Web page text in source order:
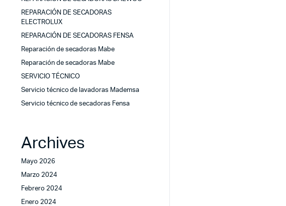
REPARACIÓN DE SECADORAS
ELECTROLUX
REPARACIÓN DE SECADORAS FENSA
Reparación de secadoras Mabe
Reparación de secadoras Mabe
SERVICIO TÉCNICO
Servicio técnico de lavadoras Mademsa
Servicio técnico de secadoras Fensa
Archives
Mayo 2026
Marzo 2024
Febrero 2024
Enero 2024